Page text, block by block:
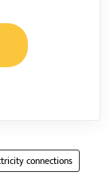
connections